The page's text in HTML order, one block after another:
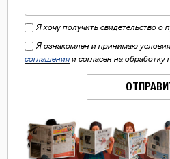
Я хочу получить свидетельство о
Я ознакомлен и принимаю условия
соглашения и согласен на